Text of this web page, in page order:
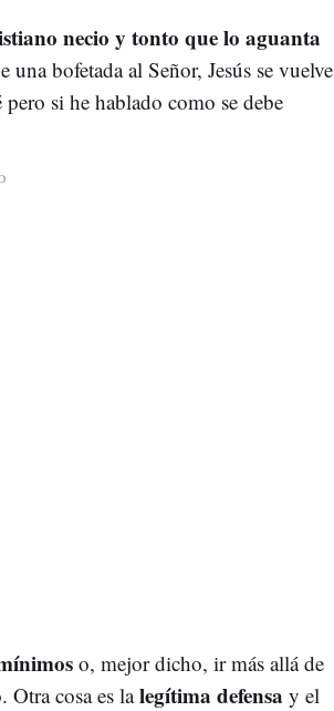
necio y tonto que lo aguanta
bofetada al Señor, Jesús se vuelve
si he hablado como se debe
o, mejor dicho, ir más allá de
cosa es lalegítima defensa y el